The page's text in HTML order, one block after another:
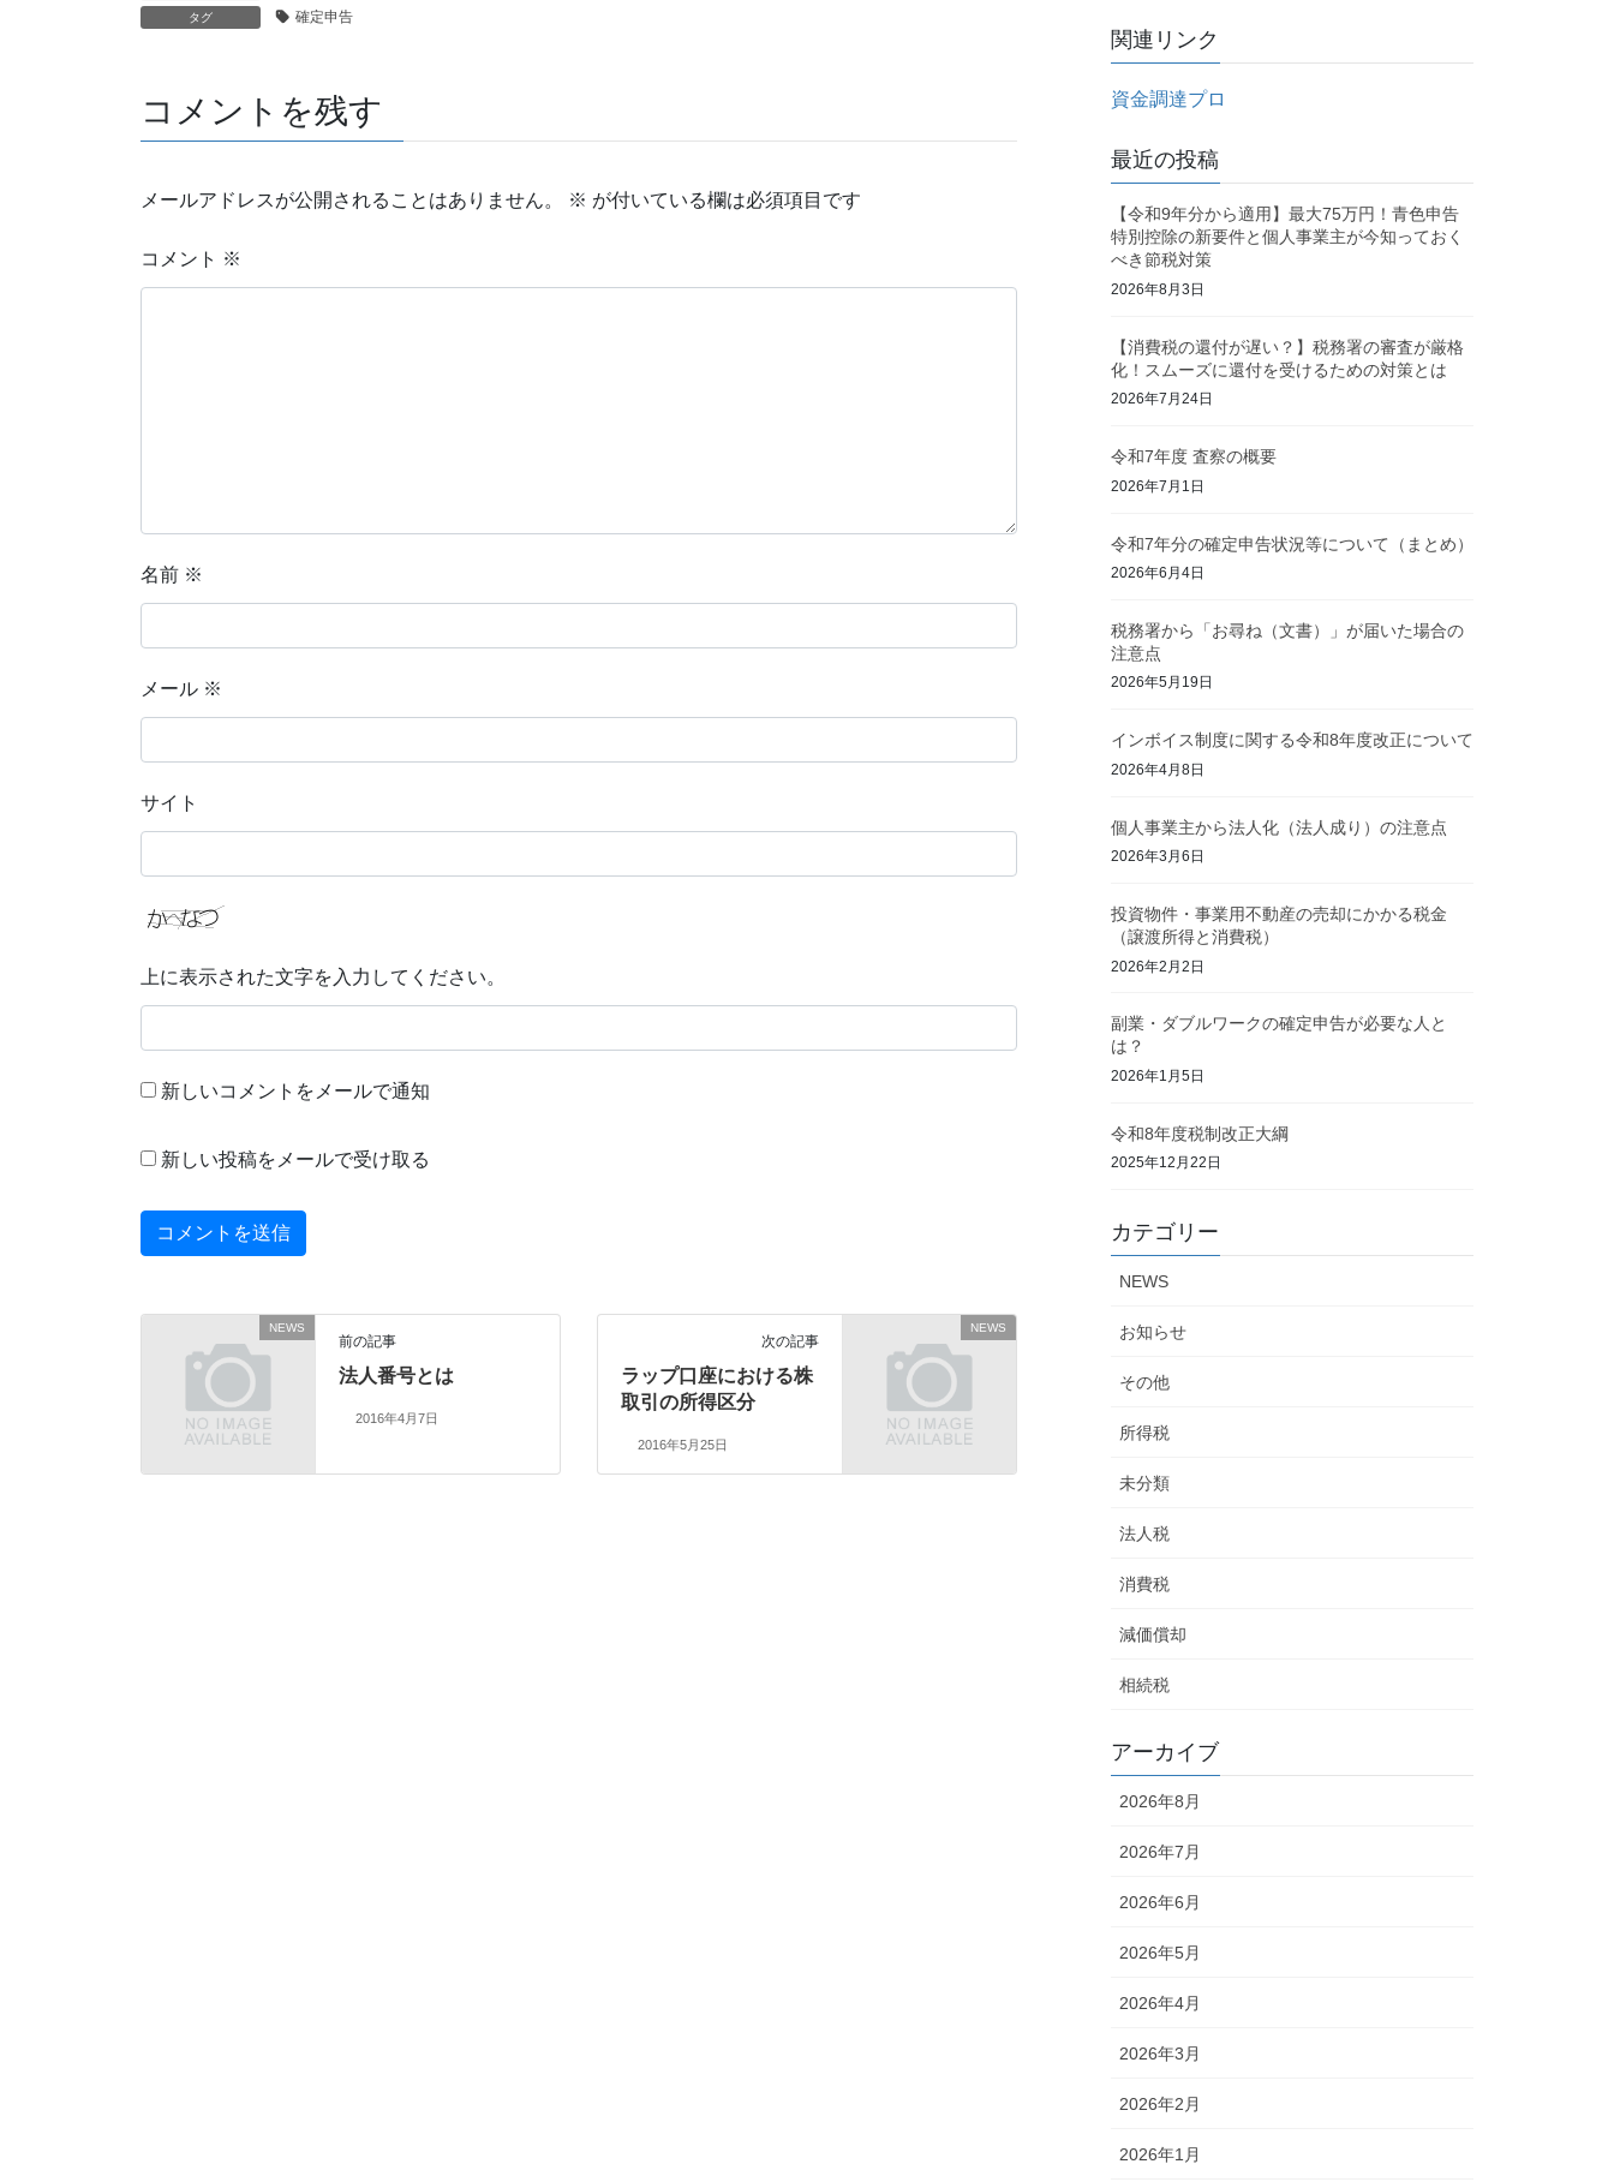
タグ 確定申告
コメントを残す
メールアドレスが公開されることはありません。 ※ が付いている欄は必須項目です
コメント ※
名前 ※
メール ※
サイト
上に表示された文字を入力してください。
新しいコメントをメールで通知
新しい投稿をメールで受け取る
NEWS
前の記事
法人番号とは
2016年4月7日
NEWS
次の記事
ラップ口座における株
取引の所得区分
2016年5月25日
関連リンク
資金調達プロ
最近の投稿
【令和9年分から適用】最大75万円！青色申告
特別控除の新要件と個人事業主が今知っておく
べき節税対策
2026年8月3日
【消費税の還付が遅い？】税務署の審査が厳格
化！スムーズに還付を受けるための対策とは
2026年7月24日
令和7年度 査察の概要
2026年7月1日
令和7年分の確定申告状況等について（まとめ）
2026年6月4日
税務署から「お尋ね（文書）」が届いた場合の
注意点
2026年5月19日
インボイス制度に関する令和8年度改正について
2026年4月8日
個人事業主から法人化（法人成り）の注意点
2026年3月6日
投資物件・事業用不動産の売却にかかる税金
（譲渡所得と消費税）
2026年2月2日
副業・ダブルワークの確定申告が必要な人と
は？
2026年1月5日
令和8年度税制改正大綱
2025年12月22日
カテゴリー
NEWS
お知らせ
その他
所得税
未分類
法人税
消費税
減価償却
相続税
アーカイブ
2026年8月
2026年7月
2026年6月
2026年5月
2026年4月
2026年3月
2026年2月
2026年1月